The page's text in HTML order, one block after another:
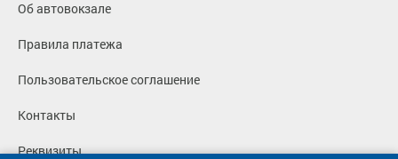
Об автовокзале
Правила платежа
Пользовательское соглашение
Контакты
Реквизиты